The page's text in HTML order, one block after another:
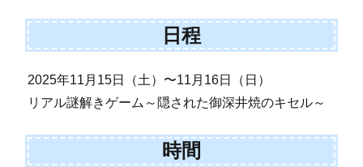
日程
2025年11月15日（土）〜11月16日（日）
リアル謎解きゲーム～隠された御深井焼のキセル～
時間